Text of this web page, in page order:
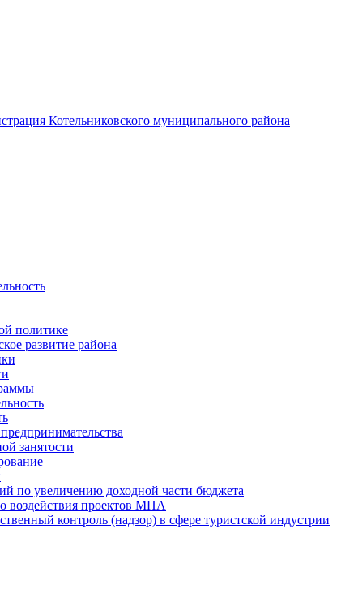
политике
развитие района
занятости
по увеличению доходной части бюджета
воздействия проектов МПА
контроль (надзор) в сфере туристской индустрии